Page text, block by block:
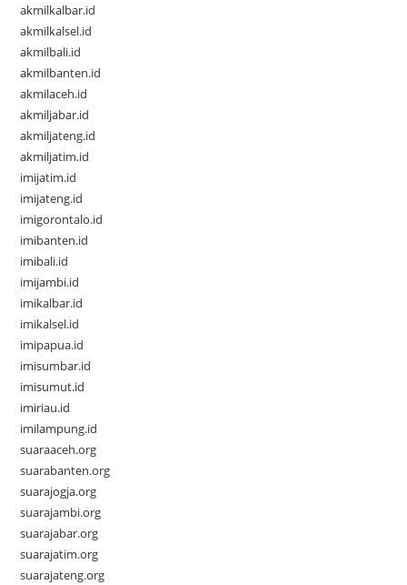
akmilkalbar.id
akmilkalsel.id
akmilbali.id
akmilbanten.id
akmilaceh.id
akmiljabar.id
akmiljateng.id
akmiljatim.id
imijatim.id
imijateng.id
imigorontalo.id
imibanten.id
imibali.id
imijambi.id
imikalbar.id
imikalsel.id
imipapua.id
imisumbar.id
imisumut.id
imiriau.id
imilampung.id
suaraaceh.org
suarabanten.org
suarajogja.org
suarajambi.org
suarajabar.org
suarajatim.org
suarajateng.org